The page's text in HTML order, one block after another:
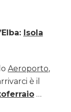
Isola
Aeroporto,
è il
…